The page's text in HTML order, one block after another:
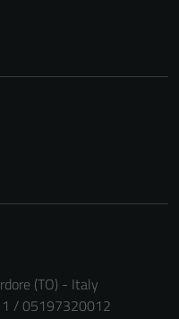
(TO) - Italy
/ 05197320012
essere
disabilitati.